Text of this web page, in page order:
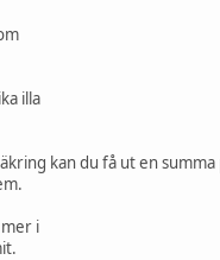
illa
kan du få ut en
i